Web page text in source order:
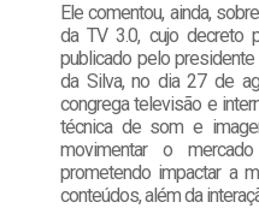
Ele comentou, ainda,
da TV 3.0, cujo decreto
publicado pelo
da Silva, no dia 27 de
congrega televisão e
técnica de som e
movimentar o
prometendo impactar a
conteúdos, além da